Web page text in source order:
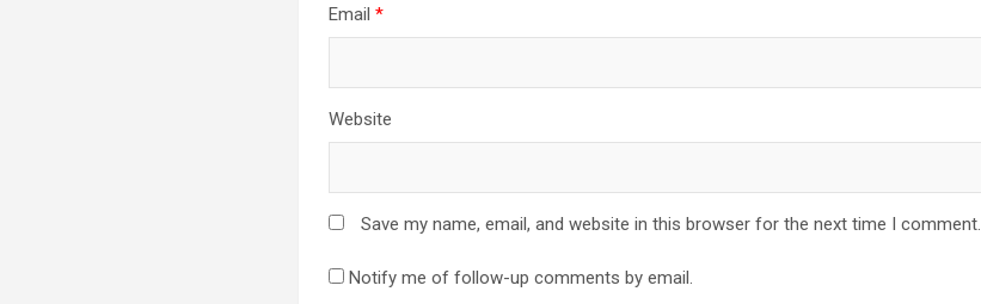
Email*
Website
Save my name, email, and website in this browser for the next time I comment.
Notify me of follow-up comments by email.